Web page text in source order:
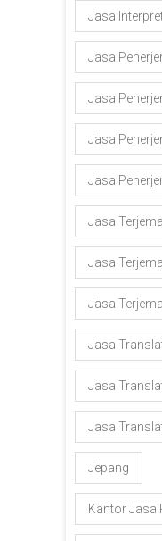
Jasa
Jasa
Jasa
Jasa
Jasa
Jasa
Jasa
Jasa
Jasa
Jasa
Jasa
Jepang
Kantor Jasa